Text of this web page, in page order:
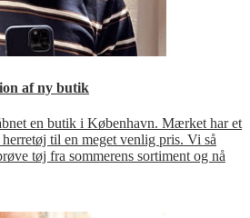
af ny butik
en butik i København. Mærket har et
til en meget venlig pris. Vi så
tøj fra sommerens sortiment og nå